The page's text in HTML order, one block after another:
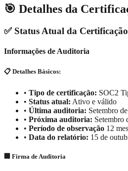
🎯 Detalhes da
✅ Status Atual da Certificação
Informações de Auditoria
📋 Detalhes Básicos:
• Tipo de certificação: SOC2
• Status atual: Ativo e válido
• Última auditoria: Setembro
• Próxima auditoria: Setembro
• Período de observação 12
• Data do relatório: 15 de
🏢 Firma de Auditoria